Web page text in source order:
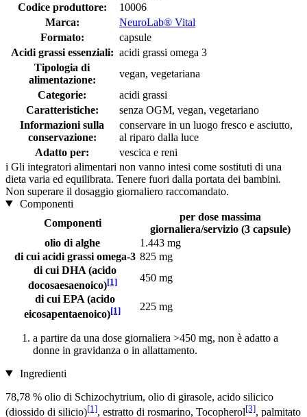
Codice produttore:
10006
Marca:
NeuroLab® Vital
Formato:
capsule
Acidi grassi essenziali: acidi grassi omega 3
Tipologia di
alimentazione:
vegan, vegetariana
Categorie:
acidi grassi
Caratteristiche:
senza OGM, vegan, vegetariano
Informazioni sulla
conservazione:
conservare in un luogo fresco e asciutto,
al riparo dalla luce
Adatto per:
vescica e reni
i Gli integratori alimentari non vanno intesi come sostituti di una
dieta varia ed equilibrata. Tenere fuori dalla portata dei bambini.
Non superare il dosaggio giornaliero raccomandato.
Componenti
Componenti
per dose massima
giornaliera/servizio (3 capsule)
olio di alghe
1.443 mg
di cui acidi grassi omega-3 825 mg
di cui DHA (acido
docosaesaenoico)[1]
450 mg
di cui EPA (acido
eicosapentaenoico)[1] 225 mg
a partire da una dose giornaliera >450 mg, non è adatto a
donne in gravidanza o in allattamento.
Ingredienti
78,78 % olio di Schizochytrium, olio di girasole, acido silicico
(diossido di silicio)[1], estratto di rosmarino, Tocopherol[3], palmitato